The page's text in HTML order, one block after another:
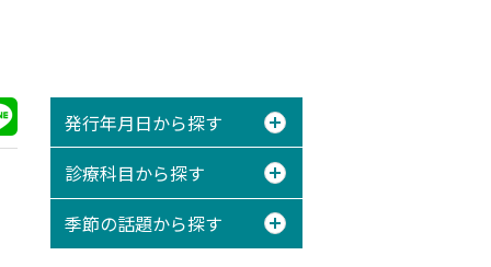
発行年月日から探す
診療科目から探す
季節の話題から探す